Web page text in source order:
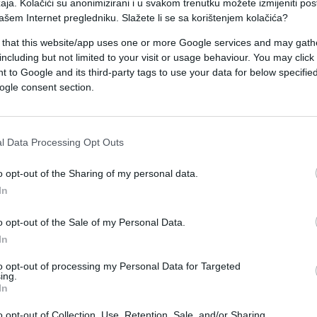
Kolačići su anonimizirani i u svakom trenutku možete izmijeniti
Internet pregledniku. Slažete li se sa korištenjem kolačića?
that this website/app uses one or more Google services and may
but not limited to your visit or usage behaviour. You may
to Google and its third-party tags to use your data for below
consent section.
Data Processing Opt Outs
opt-out of the Sharing of my personal data.
opt-out of the Sale of my Personal Data.
opt-out of processing my Personal Data for Targeted
je zbog izrazito slabe vidljivosti saobraćaj
uslove za vožnju, zbog čega su nadležne
Sevojnom i drugim mjestima, dok je
je upozorio na nestabilno vrijeme i
i grada. Meteorolozi najavljuju da će se